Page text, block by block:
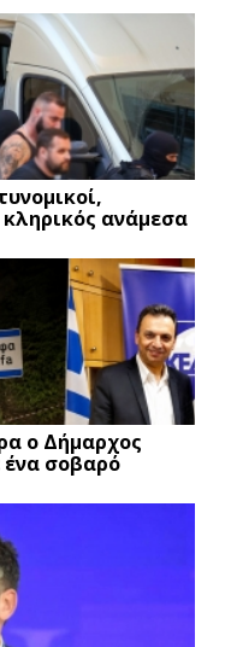
ανάμεσα
ο Δήμαρχος
σοβαρό